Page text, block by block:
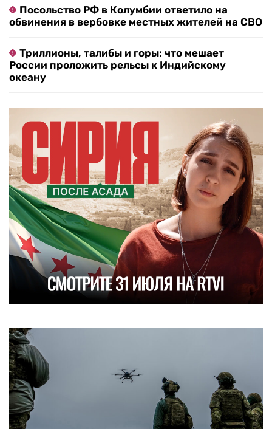
Посольство РФ в Колумбии ответило на
обвинения в вербовке местных жителей на СВО
Триллионы, талибы и горы: что мешает
России проложить рельсы к Индийскому
океану